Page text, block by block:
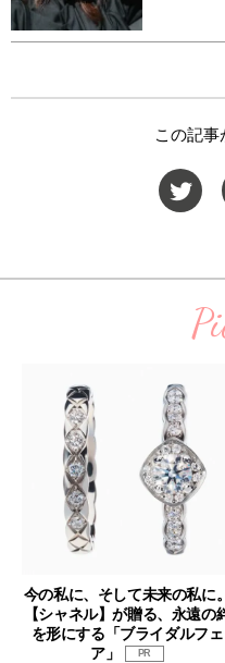
この記事
今の私に、そして未来の私に。
【シャネル】が贈る、永遠の
を形にする「ブライダルフェ
ア」
PR